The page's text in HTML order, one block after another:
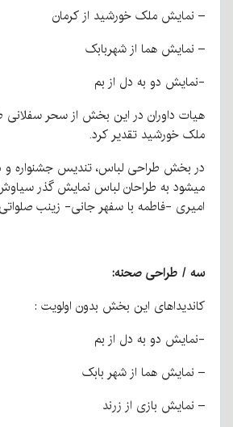
– نمایش ملک خورشید از کرمان
– نمایش هما از شهربابک
-نمایش دو به دل از بم
هیات داوران در این بخش از سحر
ملک خورشید تقدیر کرد.
در بخش طراحی لباس، تندیس جشنواره و
میشود به طراحان لباس نمایش گذر
امیری -فاطمه با سفهر جانی- زینب
سه / طراحی صحنه:
کاندیداهای این بخش بدون اولویت :
-نمایش دو به دل از بم
– نمایش هما از شهر بابک
– نمایش بازی از زرند